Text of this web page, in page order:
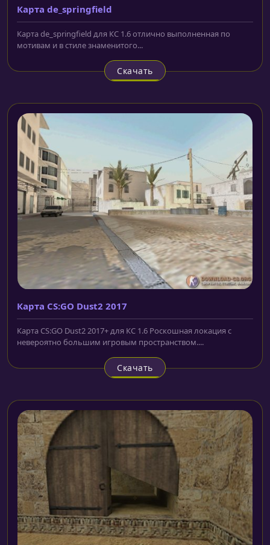
Карта de_springfield
Карта de_springfield для КС 1.6 отлично выполненная по
мотивам и в стиле знаменитого...
Скачать
Карта CS:GO Dust2 2017
Карта CS:GO Dust2 2017+ для КС 1.6 Роскошная локация с
невероятно большим игровым пространством....
Скачать